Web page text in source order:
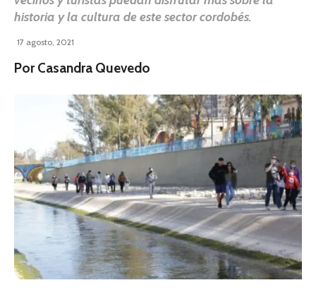
historia y la cultura de este sector cordobés.
17 agosto, 2021
Por Casandra Quevedo